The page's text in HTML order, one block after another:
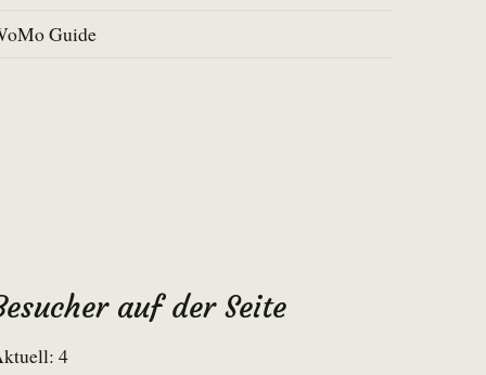
Guide
auf der Seite
4